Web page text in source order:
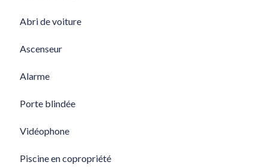
Abri de voiture
Ascenseur
Alarme
Porte blindée
Vidéophone
Piscine en copropriété